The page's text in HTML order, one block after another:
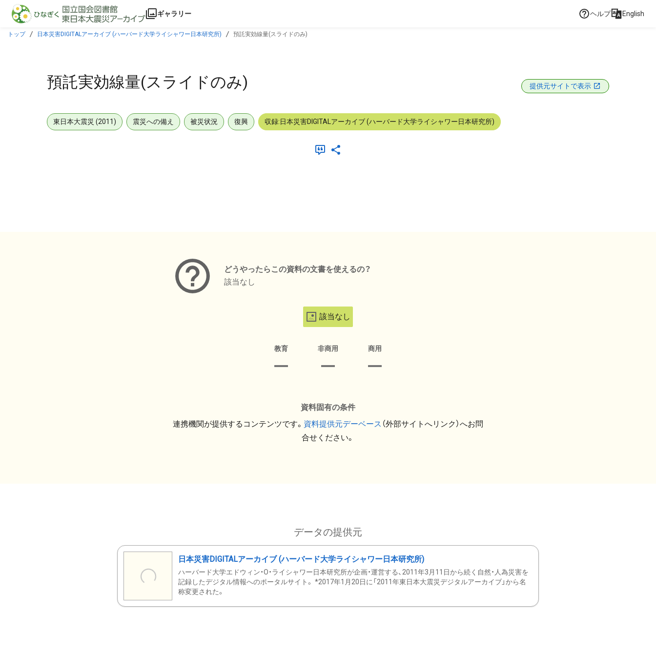
本文に飛ぶ
ギャラリー ヘルプ English
トップ 日本災害DIGITALアーカイブ (ハーバード大学ライシャワー日本研究所) 預託実効線量(スライドのみ)
預託実効線量(スライドのみ) 提供元サイトで表示
東日本大震災 (2011) 震災への備え 被災状況 復興 収録:日本災害DIGITALアーカイブ (ハーバード大学ライシャワー日本研究所)
どうやったらこの資料の文書を使えるの？
該当なし
該当なし
教育 非商用 商用
資料固有の条件
連携機関が提供するコンテンツです。 資料提供元デーベース （外部サイトへリンク）へお問
合せください。
データの提供元
日本災害DIGITALアーカイブ (ハーバード大学ライシャワー日本研究所)
ハーバード大学エドウィン・O・ライシャワー日本研究所が企画・運営する、2011年3月11日から続く自然・人為災害を
記録したデジタル情報へのポータルサイト。 *2017年1月20日に「2011年東日本大震災デジタルアーカイブ」から名
称変更された。